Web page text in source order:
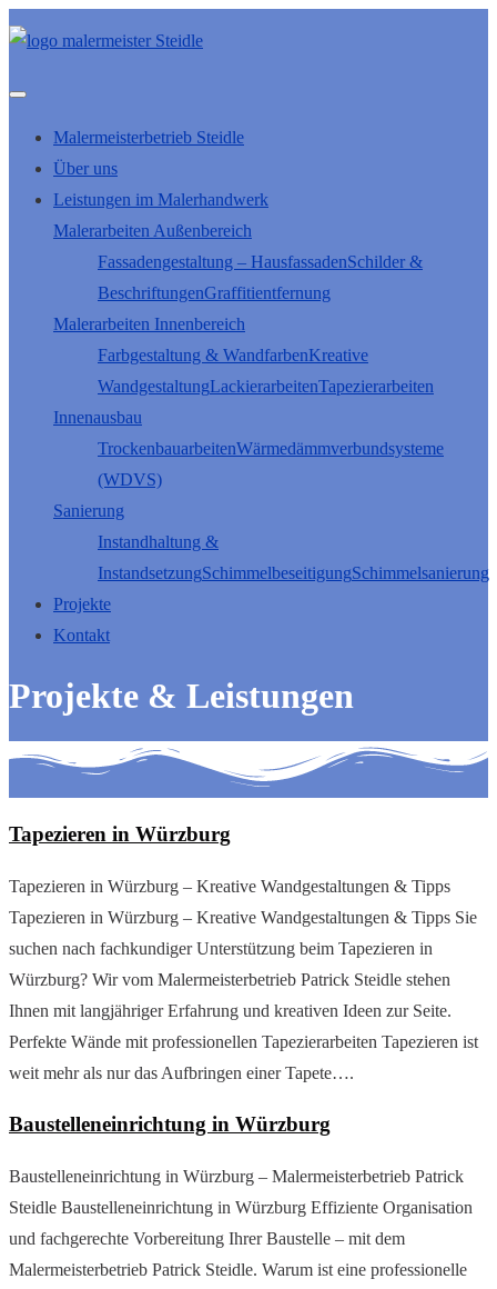
Malermeisterbetrieb Steidle
Über uns
Leistungen im Malerhandwerk
Malerarbeiten Außenbereich
Fassadengestaltung – HausfassadenSchilder &
BeschriftungenGraffitientfernung
Malerarbeiten Innenbereich
Farbgestaltung & WandfarbenKreative
WandgestaltungLackierarbeitenTapezierarbeiten
Innenausbau
TrockenbauarbeitenWärmedämmverbundsysteme
(WDVS)
Sanierung
Instandhaltung &
InstandsetzungSchimmelbeseitigungSchimmelsanierung
Projekte
Kontakt
Projekte & Leistungen
Tapezieren in Würzburg
Tapezieren in Würzburg – Kreative Wandgestaltungen & Tipps
Tapezieren in Würzburg – Kreative Wandgestaltungen & Tipps Sie
suchen nach fachkundiger Unterstützung beim Tapezieren in
Würzburg? Wir vom Malermeisterbetrieb Patrick Steidle stehen
Ihnen mit langjähriger Erfahrung und kreativen Ideen zur Seite.
Perfekte Wände mit professionellen Tapezierarbeiten Tapezieren ist
weit mehr als nur das Aufbringen einer Tapete….
Baustelleneinrichtung in Würzburg
Baustelleneinrichtung in Würzburg – Malermeisterbetrieb Patrick
Steidle Baustelleneinrichtung in Würzburg Effiziente Organisation
und fachgerechte Vorbereitung Ihrer Baustelle – mit dem
Malermeisterbetrieb Patrick Steidle. Warum ist eine professionelle